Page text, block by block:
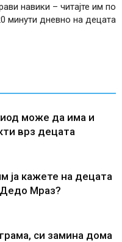
навики – читајте им по
минути дневно на децата
може да има и
врз децата
ја кажете на децата
Дедо Мраз?
си замина дома